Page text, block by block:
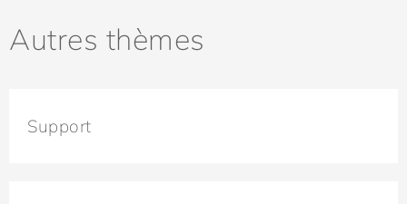
Autres thèmes
Support